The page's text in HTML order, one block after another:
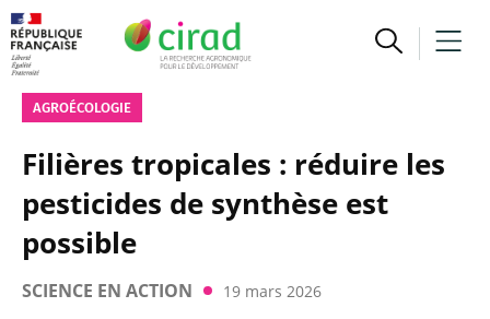
AGROÉCOLOGIE
Filières tropicales : réduire les
pesticides de synthèse est
possible
SCIENCE EN ACTION 19 mars 2026